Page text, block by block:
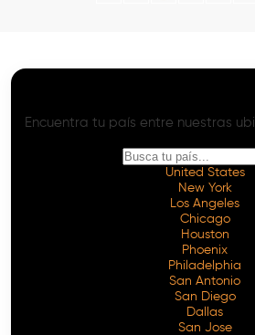
Encuentra tu país entre nuestras
United States
New York
Los Angeles
Chicago
Houston
Phoenix
Philadelphia
San Antonio
San Diego
Dallas
San Jose